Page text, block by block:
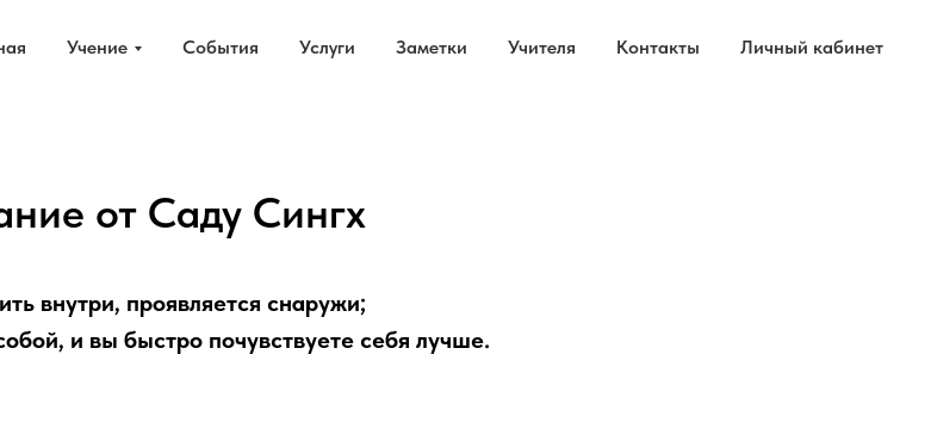
Учение События Услуги Заметки Учителя Контакты Личный кабинет
от Саду Сингх
внутри, проявляется снаружи;
и вы быстро почувствуете себя лучше.